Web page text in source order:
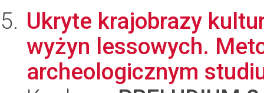
Ukryte krajobrazy
wyżyn lessowych.
archeologicznym